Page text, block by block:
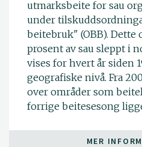
utmarksbeite for sau
under
beitebruk" (OBB). Dette
prosent av sau sleppt i
vises for hvert år siden
geografiske nivå. Fra
over områder som
forrige beitesesong
MER